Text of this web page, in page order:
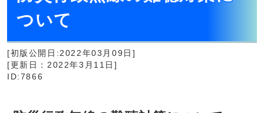
ついて
[初版公開日:2022年03月09日]
[更新日：2022年3月11日]
ID:7866